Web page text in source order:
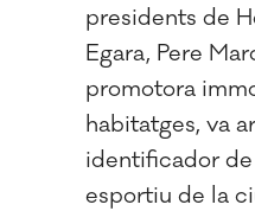
presidents de
Egara, Pere
promotora
habitatges, va
identificador de
esportiu de la